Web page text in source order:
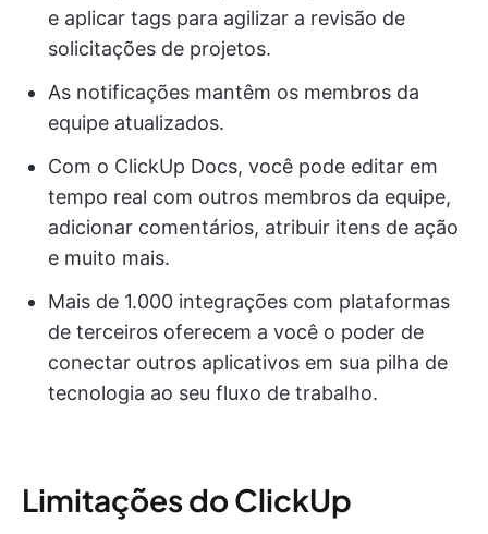
e aplicar tags para agilizar a revisão de
solicitações de projetos.
As notificações mantêm os membros da
equipe atualizados.
Com o ClickUp Docs, você pode editar em
tempo real com outros membros da equipe,
adicionar comentários, atribuir itens de ação
e muito mais.
Mais de 1.000 integrações com plataformas
de terceiros oferecem a você o poder de
conectar outros aplicativos em sua pilha de
tecnologia ao seu fluxo de trabalho.
Limitações do ClickUp